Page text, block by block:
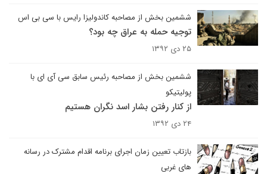
ششمین بخش از مصاحبه کاندولیزا رایس با سی بی اس
توجیه حمله به عراق چه بود؟
۲۵ دی ۱۳۹۲
ششمین بخش از مصاحبه رئیس سابق سی آی ای با
پولیتیکو
از کنار رفتن بشار اسد نگران هستیم
۲۴ دی ۱۳۹۲
بازتاب تعیین زمان اجرای برنامه اقدام مشترک در رسانه
های غربی